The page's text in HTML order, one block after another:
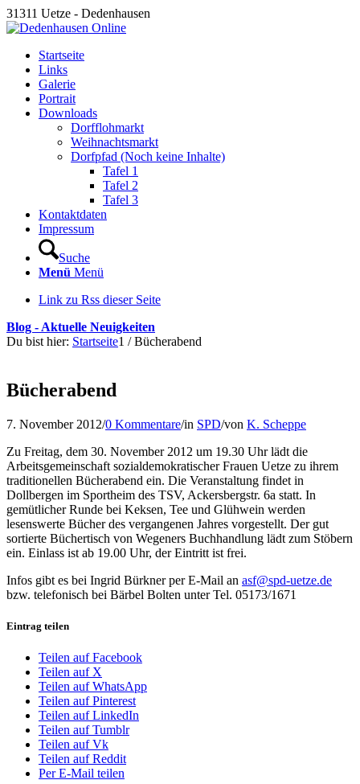
31311 Uetze - Dedenhausen
Startseite
Links
Galerie
Portrait
Downloads
Dorfflohmarkt
Weihnachtsmarkt
Dorfpfad (Noch keine Inhalte)
Tafel 1
Tafel 2
Tafel 3
Kontaktdaten
Impressum
Suche
Menü Menü
Link zu Rss dieser Seite
Blog - Aktuelle Neuigkeiten
Du bist hier: Startseite1 / Bücherabend
Bücherabend
7. November 2012/0 Kommentare/in SPD/von K. Scheppe
Zu Freitag, dem 30. November 2012 um 19.30 Uhr lädt die
Arbeitsgemeinschaft sozialdemokratischer Frauen Uetze zu ihrem
traditionellen Bücherabend ein. Die Veranstaltung findet in
Dollbergen im Sportheim des TSV, Ackersbergstr. 6a statt. In
gemütlicher Runde bei Keksen, Tee und Glühwein werden
lesenswerte Bücher des vergangenen Jahres vorgestellt. Der gut
sortierte Büchertisch von Wegeners Buchhandlung lädt zum Stöbern
ein. Einlass ist ab 19.00 Uhr, der Eintritt ist frei.
Infos gibt es bei Ingrid Bürkner per E-Mail an asf@spd-uetze.de
bzw. telefonisch bei Bärbel Bolten unter Tel. 05173/1671
Eintrag teilen
Teilen auf Facebook
Teilen auf X
Teilen auf WhatsApp
Teilen auf Pinterest
Teilen auf LinkedIn
Teilen auf Tumblr
Teilen auf Vk
Teilen auf Reddit
Per E-Mail teilen